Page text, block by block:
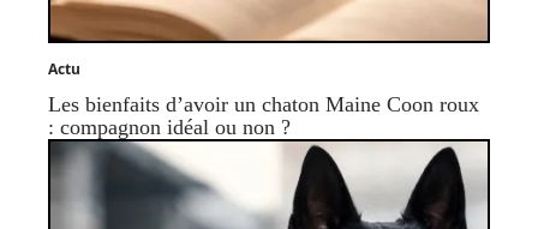
Actu
Les bienfaits d’avoir un chaton Maine Coon roux
: compagnon idéal ou non ?